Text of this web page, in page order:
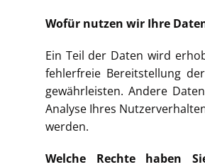
Wofür nutzen wir Ihre
Ein Teil der Daten wird
fehlerfreie Bereitstellung
gewährleisten. Andere
Analyse Ihres
werden.
Welche Rechte haben